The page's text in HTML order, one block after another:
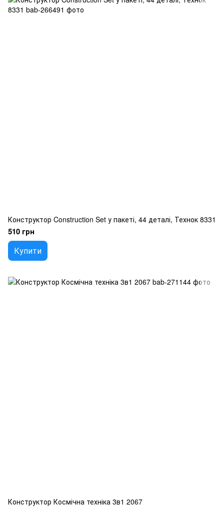
Конструктор Construction Set у пакеті, 44 деталі, Технок 8331
510 грн
Купити
Конструктор Космічна техніка 3в1 2067